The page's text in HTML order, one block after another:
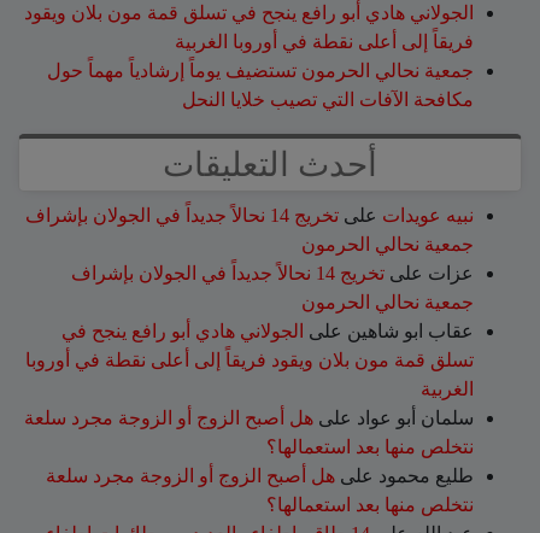
الجولاني هادي أبو رافع ينجح في تسلق قمة مون بلان ويقود
فريقاً إلى أعلى نقطة في أوروبا الغربية
جمعية نحالي الحرمون تستضيف يوماً إرشادياً مهماً حول
مكافحة الآفات التي تصيب خلايا النحل
أحدث التعليقات
نبيه عويدات على
تخريج 14 نحالاً جديداً في الجولان بإشراف
جمعية نحالي الحرمون
عزات على
تخريج 14 نحالاً جديداً في الجولان بإشراف
جمعية نحالي الحرمون
عقاب ابو شاهين على الجولاني هادي أبو رافع ينجح في
تسلق قمة مون بلان ويقود فريقاً إلى أعلى نقطة في أوروبا
الغربية
سلمان أبو عواد على هل أصبح الزوج أو الزوجة مجرد سلعة
نتخلص منها بعد استعمالها؟
طليع محمود على هل أصبح الزوج أو الزوجة مجرد سلعة
نتخلص منها بعد استعمالها؟